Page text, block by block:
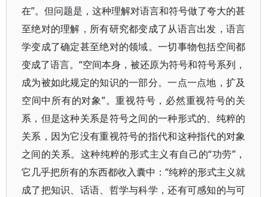
在”。但问题是，这种理解对语言和符号做了夸大的甚
至绝对的理解，所有研究都变成了从语言出发，语言
学变成了确定甚至绝对的领域。一切事物包括空间都
变成了语言。“空间本身，被还原为符号和符号系列，
成为被如此规定的知识的一部分。一点一点地，扩及
空间中所有的对象”。重视符号，必然重视符号的关
系，但是这种关系是符号之间的一种形式的、纯粹的
关系，因为它没有重视符号的指代和这种指代的对象
之间的关系。这种纯粹的形式主义有自己的“功劳”，
它几乎把所有的东西都收入囊中：“纯粹的形式主义就
成了把知识、话语、哲学与科学，还有可感知的与可